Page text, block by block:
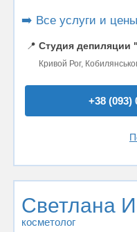
➡️ Все услуги и
📍 Студия депиляции
Кривой Рог,
+38 (093)
Светлана
косметолог